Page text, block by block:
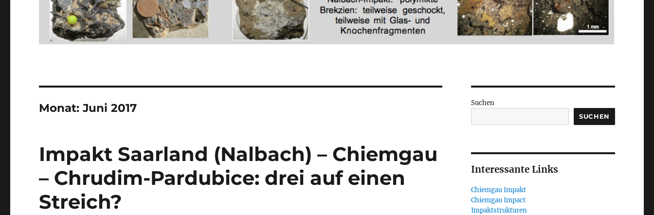
Monat:Juni 2017
Impakt Saarland (Nalbach) – Chiemgau
– Chrudim-Pardubice: drei auf einen
Streich?
Suchen
SUCHEN
Interessante Links
Chiemgau Impakt
Chiemgau Impact
Impaktstrukturen